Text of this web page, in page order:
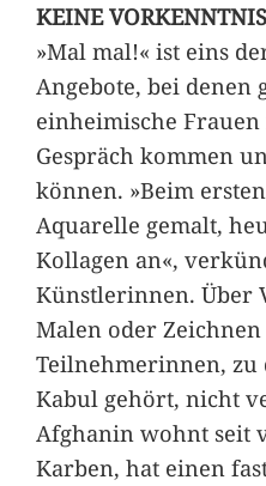
KEINE
»Mal mal!« ist eins
Angebote, bei denen
einheimische
Gespräch kommen
können. »Beim
Aquarelle gemalt,
Kollagen an«,
Künstlerinnen. Über
Malen oder Zeichnen
Teilnehmerinnen, zu
Kabul gehört, nicht
Afghanin wohnt seit
Karben, hat einen